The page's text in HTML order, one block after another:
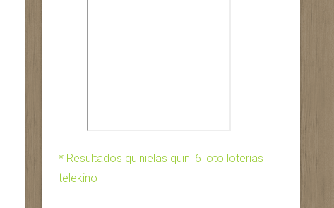
* Resultados quinielas quini 6 loto loterias
telekino